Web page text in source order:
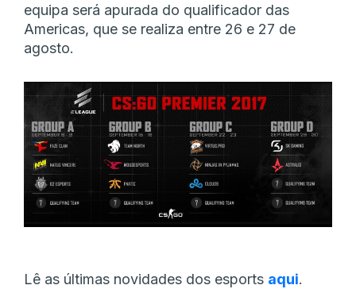
equipa será apurada do qualificador das
Americas, que se realiza entre 26 e 27 de
agosto.
Lê as últimas novidades dos esports aqui.